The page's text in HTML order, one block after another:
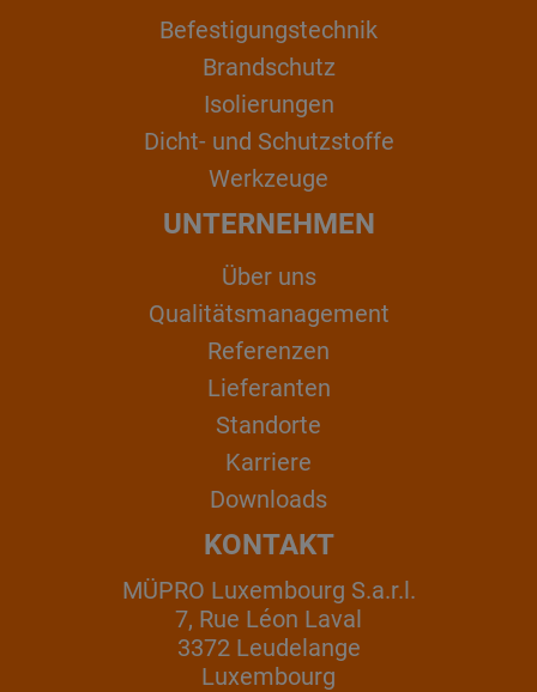
Befestigungstechnik
Brandschutz
Isolierungen
Dicht- und Schutzstoffe
Werkzeuge
UNTERNEHMEN
Über uns
Qualitätsmanagement
Referenzen
Lieferanten
Standorte
Karriere
Downloads
KONTAKT
MÜPRO Luxembourg S.a.r.l.
7, Rue Léon Laval
3372 Leudelange
Luxembourg